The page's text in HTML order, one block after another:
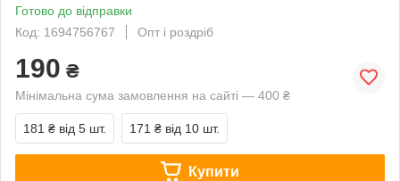
Готово до відправки
Код: 1694756767
Опт і роздріб
190 ₴
Мінімальна сума замовлення на сайті — 400 ₴
181 ₴ від 5 шт. 171 ₴ від 10 шт.
Купити